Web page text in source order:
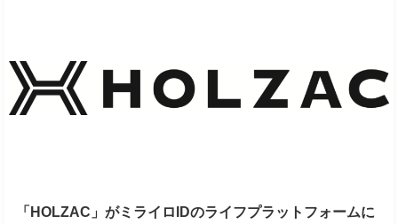
「HOLZAC」がミライロIDのライフプラットフォームに